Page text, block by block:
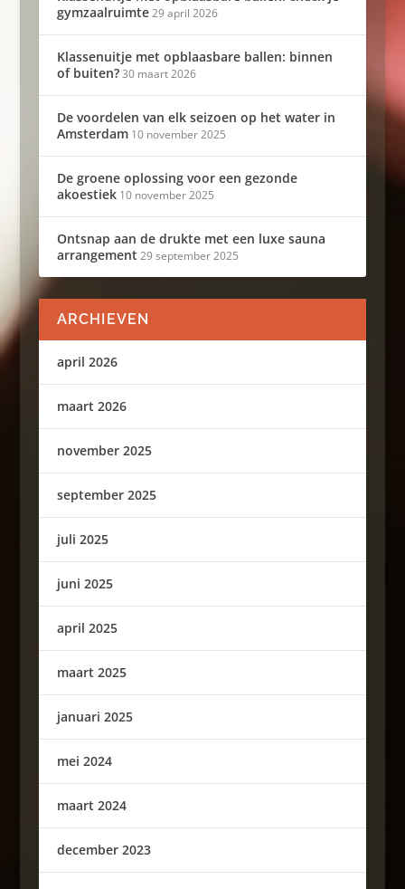
gymzaalruimte 29 april 2026
Klassenuitje met opblaasbare ballen: binnen
of buiten? 30 maart 2026
De voordelen van elk seizoen op het water in
Amsterdam 10 november 2025
De groene oplossing voor een gezonde
akoestiek 10 november 2025
Ontsnap aan de drukte met een luxe sauna
arrangement 29 september 2025
ARCHIEVEN
april 2026
maart 2026
november 2025
september 2025
juli 2025
juni 2025
april 2025
maart 2025
januari 2025
mei 2024
maart 2024
december 2023